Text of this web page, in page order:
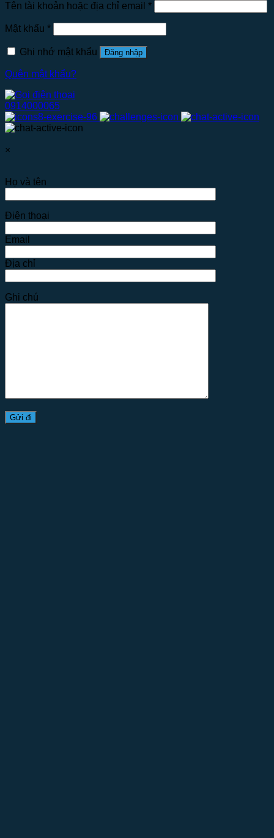
Tên tài khoản hoặc địa chỉ email *
Mật khẩu *
Ghi nhớ mật khẩu Đăng nhập
Quên mật khẩu?
0914000065
×
Họ và tên
Điện thoại
Email
Địa chỉ
Ghi chú